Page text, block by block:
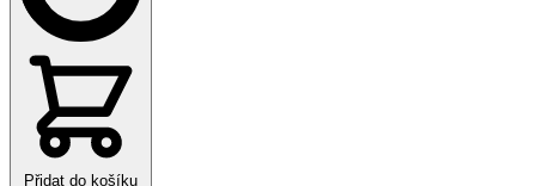
Přidat do košíku